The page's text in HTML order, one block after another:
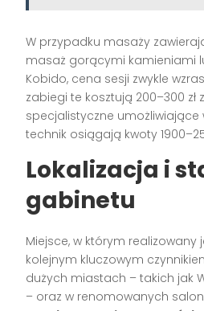
W przypadku masaży
masaż gorącymi kamieniami
Kobido, cena sesji zwykle
zabiegi te kosztują 200–300 zł
specjalistyczne umożliwiające
technik osiągają kwoty
Lokalizacja i
gabinetu
Miejsce, w którym realizowany
kolejnym kluczowym
dużych miastach – takich jak
– oraz w renomowanych